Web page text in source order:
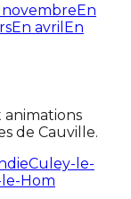
novembreEn
En avril En
animations
de Cauville.
Culey-le-
Hom